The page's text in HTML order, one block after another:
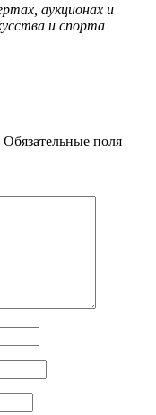
аукционах и
и спорта
Обязательные поля